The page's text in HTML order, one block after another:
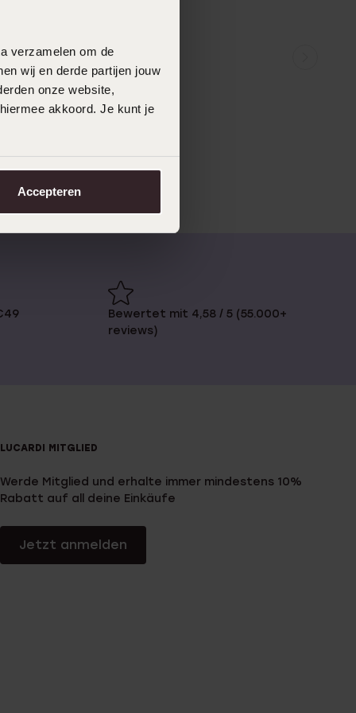
verzamelen om de
wij en derde partijen jouw
onze website,
akkoord. Je kunt je
Accepteren
Bewertet mit 4,58 / 5 (55.000+
reviews)
LUCARDI MITGLIED
Werde Mitglied und erhalte immer mindestens 10%
Rabatt auf all deine Einkäufe
Jetzt anmelden